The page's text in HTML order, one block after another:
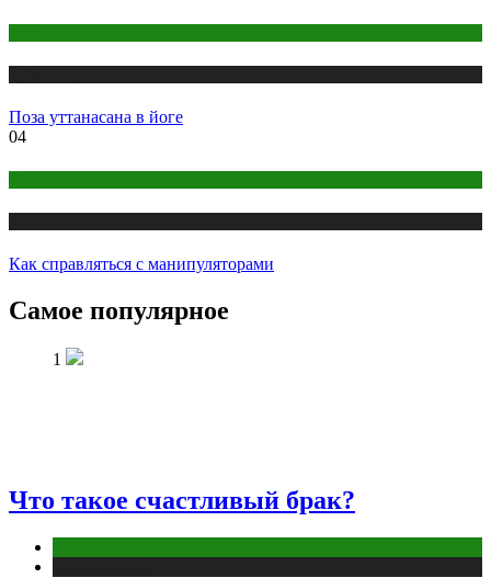
Поза уттанасана в йоге
04
Как справляться с манипуляторами
Самое популярное
1
Что такое счастливый брак?